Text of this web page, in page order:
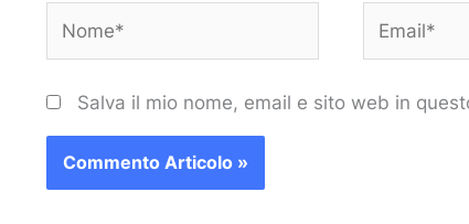
Salva il mio nome, email e sito web in